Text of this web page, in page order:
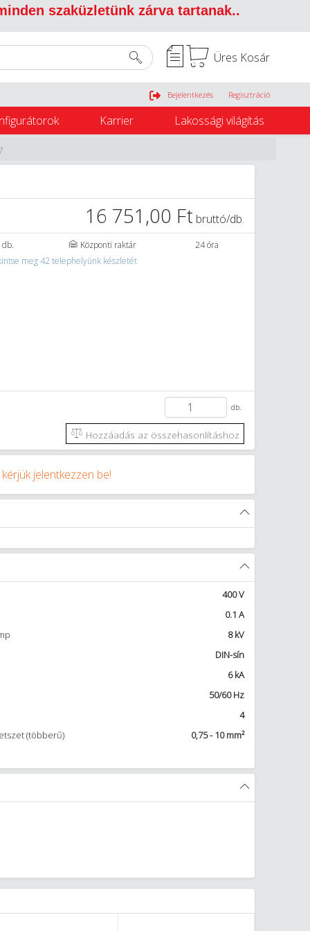
szaküzletünk zárva tartanak..
Üres Kosár
Belépés
Bejelentkezés Regisztráció
Karrier Lakossági világítás
16 751,00 Ft bruttó/db.
db. Központi raktár
24 óra
meg 42 telephelyünk készletét
db.
Hozzáadás az összehasonlításhoz
kérjük jelentkezzen be!
400 V
0.1 A
8 kV
DIN-sín
6 kA
50/60 Hz
4
(többerű)
0,75 - 10 mm²